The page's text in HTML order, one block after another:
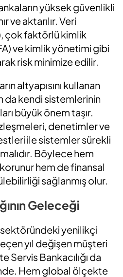
yüksek güvenlikli
ve aktarılır. Veri
çok faktörlü kimlik
ve kimlik yönetimi gibi
risk minimize edilir.
altyapısını kullanan
da kendi sistemlerinin
büyük önem taşır.
denetimler ve
ile sistemler sürekli
Böylece hem
korunur hem de finansal
sağlanmış olur.
Geleceği
sektöründeki yenilikçi
yıl değişen müşteri
Bankacılığı da
Hem global ölçekte